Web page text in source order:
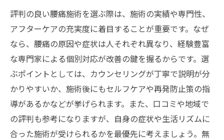
評判の良い腰痛施術を選ぶ際は、施術の実績や専門性、
アフターケアの充実度に着目することが重要です。なぜ
なら、腰痛の原因や症状は人それぞれ異なり、経験豊富
な専門家による個別対応が改善の鍵を握るからです。選
ぶポイントとしては、カウンセリングが丁寧で説明が分
かりやすいか、施術後にもセルフケアや再発防止策の指
導があるかなどが挙げられます。また、口コミや地域で
の評判も参考になりますが、自身の症状や生活リズムに
合った施術が受けられるかを最優先に考えましょう。無